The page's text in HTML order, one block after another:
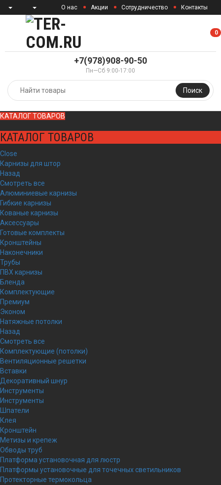
О нас Акции Сотрудничество Контакты
+7(978)908-90-50
Пн—Сб 9:00-17:00
Поиск
00
КАТАЛОГ ТОВАРОВ
КАТАЛОГ ТОВАРОВ
Close
Карнизы для штор
Назад
Смотреть все
Алюминиевые карнизы
Гибкие карнизы
Кованые карнизы
Аксессуары
Готовые комплекты
Кронштейны
Наконечники
Трубы
ПВХ карнизы
Бленда
Комплектующие
Премиум
Эконом
Натяжные потолки
Назад
Смотреть все
Комплектующие (потолки)
Вентиляционные решетки
Вставки
Декоративный шнур
Инструменты
Инструменты
Шпатели
Клея
Кронштейн
Метизы и крепеж
Обводы труб
Платформа установочная для люстр
Платформы установочные для точечных светильников
Протекторные термокольца